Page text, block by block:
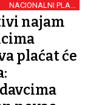
NACIONALNI PLAN
STAMBENE POLITIKE
najam
plaćat će